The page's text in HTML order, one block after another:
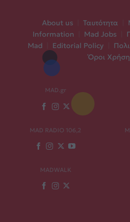
About us Ταυτότητα
Information
Mad Jobs
Mad
Editorial Policy
Όροι
MAD.gr
MAD RADIO 106,2
MADWALK